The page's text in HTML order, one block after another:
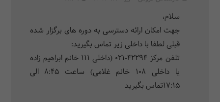
سلام،
جهت امکان ارائه دسترسی به دوره های برگزار شده
قبلی لطفا با داخلی زیر تماس بگیرید:
تلفن مرکز 42294-021 (داخلی 111 خانم ابراهیم زاده
یا داخلی 108 خانم غلامی) ساعت 8:45 الی
17:15تماس بگیرید